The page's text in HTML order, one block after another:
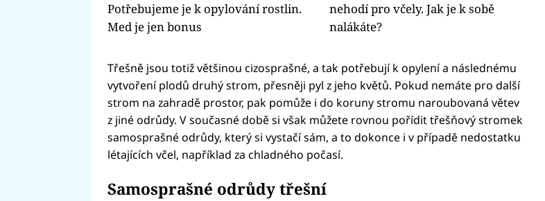
Potřebujeme je k opylování rostlin.
Med je jen bonus
nehodí pro včely. Jak je k sobě
nalákáte?
Třešně jsou totiž většinou cizosprašné, a tak potřebují k opylení a následnému
vytvoření plodů druhý strom, přesněji pyl z jeho květů. Pokud nemáte pro další
strom na zahradě prostor, pak pomůže i do koruny stromu naroubovaná větev
z jiné odrůdy. V současné době si však můžete rovnou pořídit třešňový stromek
samosprašné odrůdy, který si vystačí sám, a to dokonce i v případě nedostatku
létajících včel, například za chladného počasí.
Samosprašné odrůdy třešní